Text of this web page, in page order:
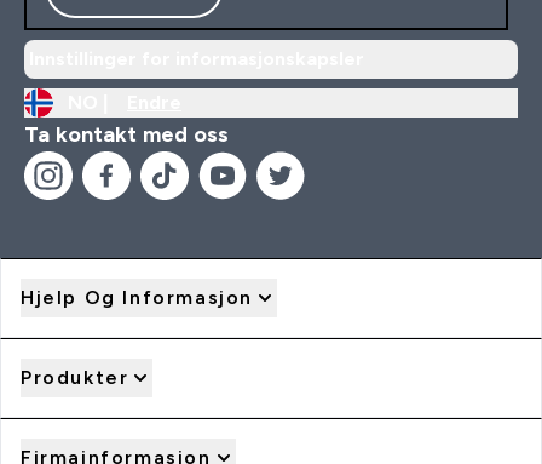
Ta kontakt med oss
Hjelp Og Informasjon
Produkter
Firmainformasjon